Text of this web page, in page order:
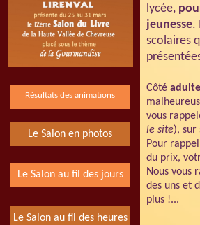
Résultats des animations
Le Salon en photos
Le Salon au fil des heures
Le Salon au fil des jours
lycée,
jeunesse.
scolaires
Côté
vous
le site),
Pour
du prix,
Nous vous
des uns et
plus !...